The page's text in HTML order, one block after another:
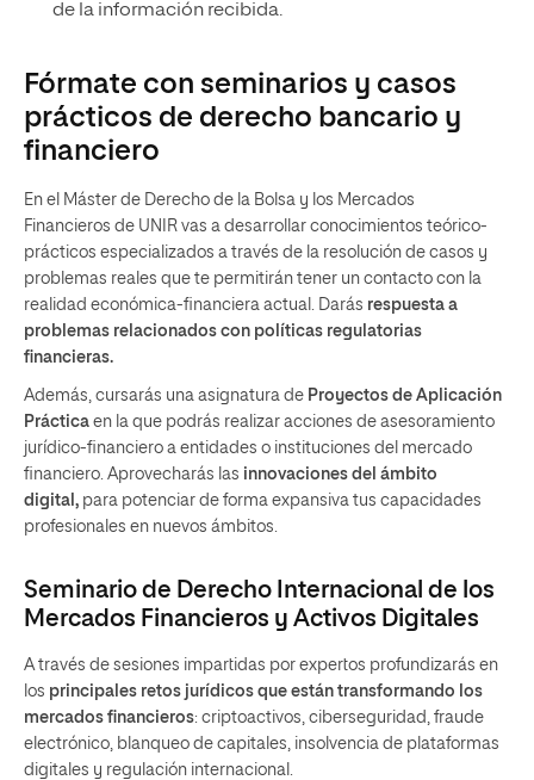
de la información recibida.
Fórmate con seminarios y casos
prácticos de derecho bancario y
financiero
En el Máster de Derecho de la Bolsa y los Mercados
Financieros de UNIR vas a desarrollar conocimientos teórico-
prácticos especializados a través de la resolución de casos y
problemas reales que te permitirán tener un contacto con la
realidad económica-financiera actual. Darás respuesta a
problemas relacionados con políticas regulatorias
financieras.
Además, cursarás una asignatura de Proyectos de Aplicación
Práctica en la que podrás realizar acciones de asesoramiento
jurídico-financiero a entidades o instituciones del mercado
financiero. Aprovecharás las innovaciones del ámbito
digital, para potenciar de forma expansiva tus capacidades
profesionales en nuevos ámbitos.
Seminario de Derecho Internacional de los
Mercados Financieros y Activos Digitales
A través de sesiones impartidas por expertos profundizarás en
los principales retos jurídicos que están transformando los
mercados financieros: criptoactivos, ciberseguridad, fraude
electrónico, blanqueo de capitales, insolvencia de plataformas
digitales y regulación internacional.